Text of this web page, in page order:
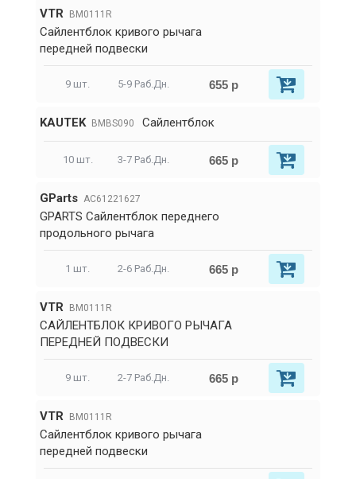
VTR BM0111R
Сайлентблок кривого рычага
передней подвески
9 шт. 5-9 Раб.Дн. 655 р
KAUTEK BMBS090 Сайлентблок
10 шт. 3-7 Раб.Дн. 665 р
GParts AC61221627
GPARTS Сайлентблок переднего
продольного рычага
1 шт. 2-6 Раб.Дн. 665 р
VTR BM0111R
САЙЛЕНТБЛОК КРИВОГО РЫЧАГА
ПЕРЕДНЕЙ ПОДВЕСКИ
9 шт. 2-7 Раб.Дн. 665 р
VTR BM0111R
Сайлентблок кривого рычага
передней подвески